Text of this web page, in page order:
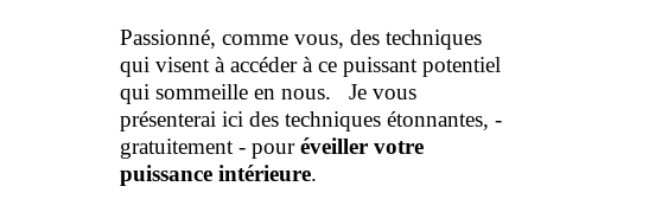
Passionné, comme vous, des techniques
qui visent à accéder à ce puissant potentiel
qui sommeille en nous. Je vous
présenterai ici des techniques étonnantes, -
gratuitement - pouréveiller votre
puissance intérieure.